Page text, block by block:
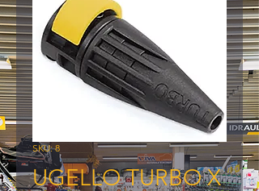
SKU: 8
UGELLO TURBO X